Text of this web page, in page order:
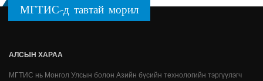
МГТИС-д тавтай морил
АЛСЫН ХАРАА
МГТИС нь Монгол Улсын болон Азийн бүсийн технологийн тэргүүлэгч